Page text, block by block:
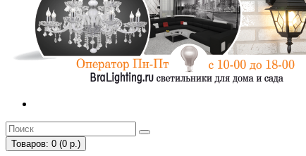
Товаров: 0 (0 р.)